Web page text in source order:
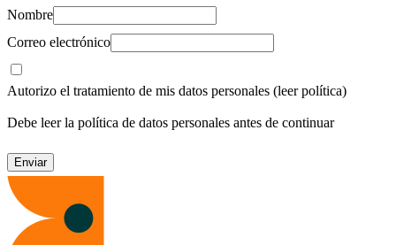
Nombre
Correo electrónico
Autorizo el tratamiento de mis datos personales (leer política)
Debe leer la política de datos personales antes de continuar